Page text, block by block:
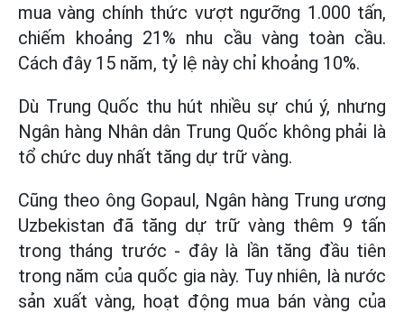
mua vàng chính thức vượt ngưỡng 1.000 tấn,
chiếm khoảng 21% nhu cầu vàng toàn cầu.
Cách đây 15 năm, tỷ lệ này chỉ khoảng 10%.
Dù Trung Quốc thu hút nhiều sự chú ý, nhưng
Ngân hàng Nhân dân Trung Quốc không phải là
tổ chức duy nhất tăng dự trữ vàng.
Cũng theo ông Gopaul, Ngân hàng Trung ương
Uzbekistan đã tăng dự trữ vàng thêm 9 tấn
trong tháng trước - đây là lần tăng đầu tiên
trong năm của quốc gia này. Tuy nhiên, là nước
sản xuất vàng, hoạt động mua bán vàng của